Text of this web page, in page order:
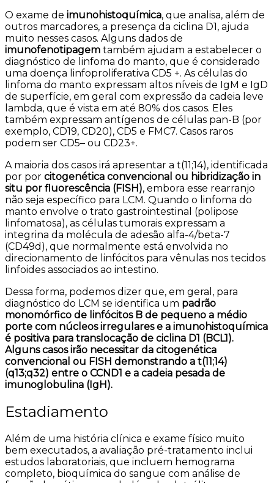
O exame de imunohistoquímica, que analisa, além de
outros marcadores, a presença da ciclina D1, ajuda
muito nesses casos. Alguns dados de
imunofenotipagem também ajudam a estabelecer o
diagnóstico de linfoma do manto, que é considerado
uma doença linfoproliferativa CD5 +. As células do
linfoma do manto expressam altos níveis de IgM e IgD
de superfície, em geral com expressão da cadeia leve
lambda, que é vista em até 80% dos casos. Eles
também expressam antígenos de células pan-B (por
exemplo, CD19, CD20), CD5 e FMC7. Casos raros
podem ser CD5– ou CD23+.
A maioria dos casos irá apresentar a t(11;14), identificada
por por citogenética convencional ou hibridização in
situ por fluorescência (FISH), embora esse rearranjo
não seja específico para LCM. Quando o linfoma do
manto envolve o trato gastrointestinal (polipose
linfomatosa), as células tumorais expressam a
integrina da molécula de adesão alfa-4/beta-7
(CD49d), que normalmente está envolvida no
direcionamento de linfócitos para vênulas nos tecidos
linfoides associados ao intestino.
Dessa forma, podemos dizer que, em geral, para
diagnóstico do LCM se identifica um padrão
monomórfico de linfócitos B de pequeno a médio
porte com núcleos irregulares e a imunohistoquímica
é positiva para translocação de ciclina D1 (BCL1).
Alguns casos irão necessitar da citogenética
convencional ou FISH demonstrando a t(11;14)
(q13;q32) entre o CCND1 e a cadeia pesada de
imunoglobulina (IgH).
Estadiamento
Além de uma história clínica e exame físico muito
bem executados, a avaliação pré-tratamento inclui
estudos laboratoriais, que incluem hemograma
completo, bioquímica do sangue com análise de